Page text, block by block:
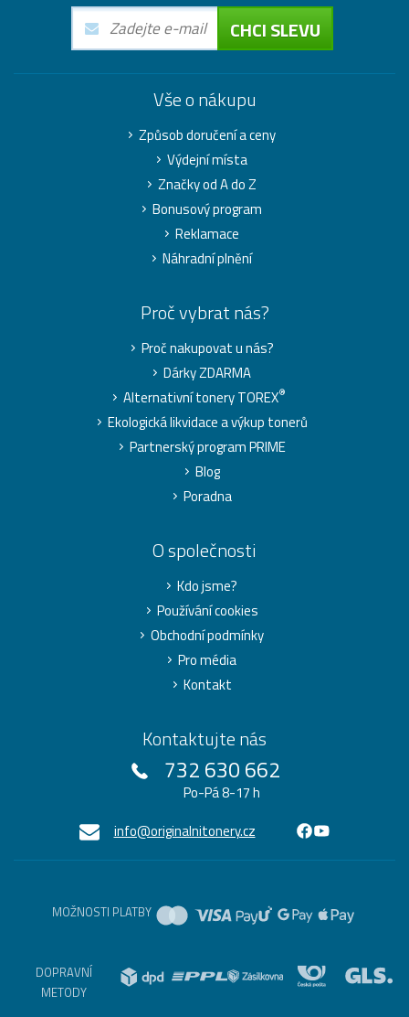
CHCI SLEVU
Vše o nákupu
Způsob doručení a ceny
Výdejní místa
Značky od A do Z
Bonusový program
Reklamace
Náhradní plnění
Proč vybrat nás?
Proč nakupovat u nás?
Dárky ZDARMA
Alternativní tonery TOREX®
Ekologická likvidace a výkup tonerů
Partnerský program PRIME
Blog
Poradna
O společnosti
Kdo jsme?
Používání cookies
Obchodní podmínky
Pro média
Kontakt
Kontaktujte nás
732 630 662
Po-Pá 8-17 h
info@originalnitonery.cz
MOŽNOSTI PLATBY
DOPRAVNÍ
METODY